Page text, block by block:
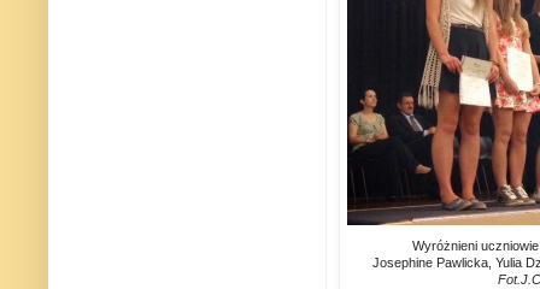
Wyróżnieni
Josephine Pawlicka, Yulia